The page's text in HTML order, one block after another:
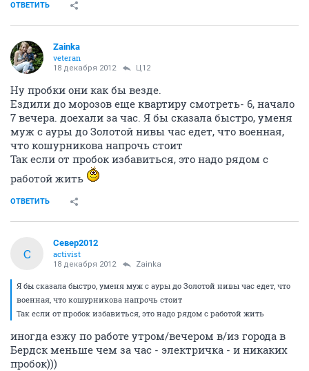
ОТВЕТИТЬ
Zainka
veteran
18 декабря 2012 Ц12
Ну пробки они как бы везде.
Ездили до морозов еще квартиру смотреть- 6, начало
7 вечера. доехали за час. Я бы сказала быстро, уменя
муж с ауры до Золотой нивы час едет, что военная,
что кошурникова напрочь стоит
Так если от пробок избавиться, это надо рядом с
работой жить
ОТВЕТИТЬ
С
Север2012
activist
18 декабря 2012 Zainka
Я бы сказала быстро, уменя муж с ауры до Золотой нивы час едет, что
военная, что кошурникова напрочь стоит
Так если от пробок избавиться, это надо рядом с работой жить
иногда езжу по работе утром/вечером в/из города в
Бердск меньше чем за час - электричка - и никаких
пробок)))